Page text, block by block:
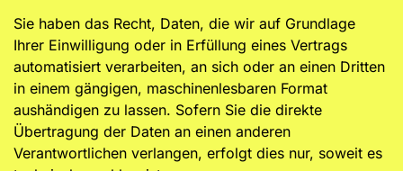
Sie haben das Recht, Daten, die wir auf Grundlage
Ihrer Einwilligung oder in Erfüllung eines Vertrags
automatisiert verarbeiten, an sich oder an einen Dritten
in einem gängigen, maschinenlesbaren Format
aushändigen zu lassen. Sofern Sie die direkte
Übertragung der Daten an einen anderen
Verantwortlichen verlangen, erfolgt dies nur, soweit es